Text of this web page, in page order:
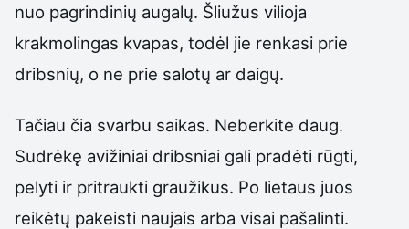
nuo pagrindinių augalų. Šliužus vilioja
krakmolingas kvapas, todėl jie renkasi prie
dribsnių, o ne prie salotų ar daigų.
Tačiau čia svarbu saikas. Neberkite daug.
Sudrėkę avižiniai dribsniai gali pradėti rūgti,
pelyti ir pritraukti graužikus. Po lietaus juos
reikėtų pakeisti naujais arba visai pašalinti.